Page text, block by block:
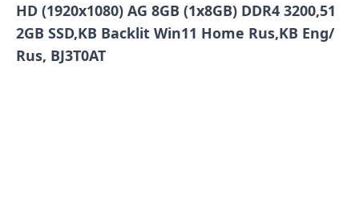
HD (1920x1080) AG 8GB (1x8GB) DDR4 3200,51
2GB SSD,KB Backlit Win11 Home Rus,KB Eng/
Rus, BJ3T0AT